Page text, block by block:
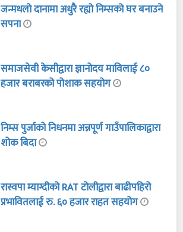
जन्मथलो दानामा अधुरै रह्यो निम्सको घर बनाउने
सपना
समाजसेवी केसीद्वारा ज्ञानोदय माविलाई ८०
हजार बराबरको पोशाक सहयोग
निम्स पुर्जाको निधनमा अन्नपूर्ण गाउँपालिकाद्वारा
शोक बिदा
रास्वपा म्याग्दीको RAT टोलीद्वारा बाढीपहिरो
प्रभावितलाई रु. ६० हजार राहत सहयोग